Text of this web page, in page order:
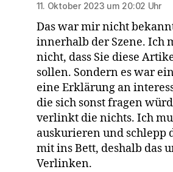
11. Oktober 2023 um 20:02 Uhr
Das war mir nicht
innerhalb der Szene. Ich
nicht, dass Sie diese
sollen. Sondern es war
eine Erklärung an
die sich sonst fragen
verlinkt die nichts. Ich
auskurieren und schlepp
mit ins Bett, deshalb das
Verlinken.